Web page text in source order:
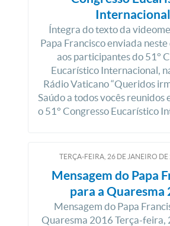
Internacional
Íntegra do texto da
Papa Francisco enviada
aos participantes do 51°
Eucarístico Internacional,
Rádio Vaticano “Queridos
Saúdo a todos vocês reunidos
o 51° Congresso Eucarístico
TERÇA-FEIRA, 26DEJANEIRO DE
Mensagem do Papa
para a Quaresma
Mensagem do Papa
Quaresma 2016 Terça-feira,